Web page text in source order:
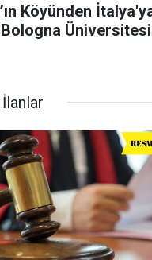
Köyünden